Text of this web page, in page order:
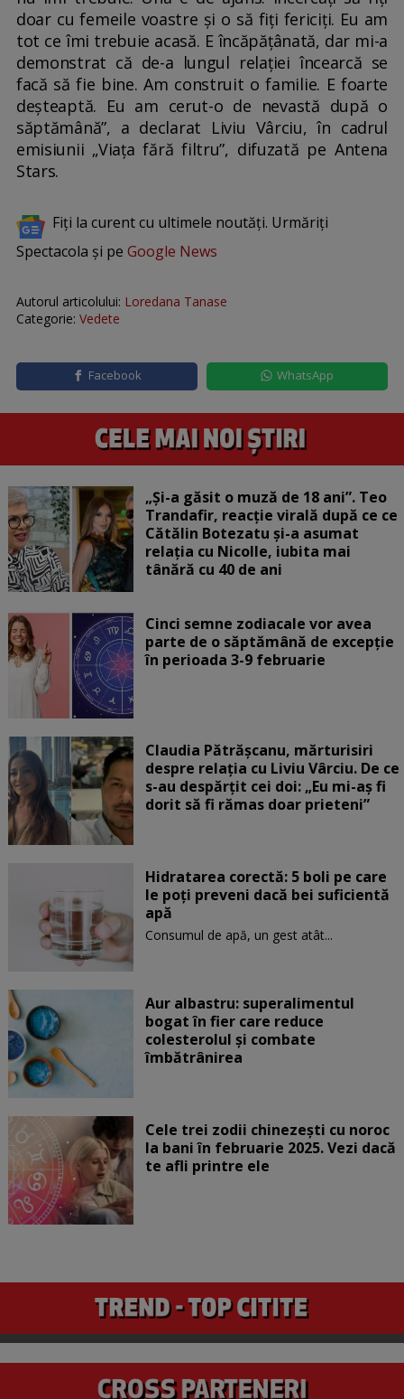
doar cu femeile voastre și o să fiți fericiți. Eu am
tot ce îmi trebuie acasă. E încăpățânată, dar mi-a
demonstrat că de-a lungul relației încearcă se
facă să fie bine. Am construit o familie. E foarte
deșteaptă. Eu am cerut-o de nevastă după o
săptămână”, a declarat Liviu Vârciu, în cadrul
emisiunii „Viața fără filtru”, difuzată pe Antena
Stars.
Fiți la curent cu ultimele noutăți. Urmăriți
Spectacola și pe Google News
Autorul articolului: Loredana Tanase
Categorie: Vedete
Facebook WhatsApp
„Și-a găsit o muză de 18 ani”. Teo
Trandafir, reacție virală după ce ce
Cătălin Botezatu și-a asumat
relația cu Nicolle, iubita mai
tânără cu 40 de ani
Cinci semne zodiacale vor avea
parte de o săptămână de excepție
în perioada 3-9 februarie
Claudia Pătrășcanu, mărturisiri
despre relația cu Liviu Vârciu. De ce
s-au despărțit cei doi: „Eu mi-aș fi
dorit să fi rămas doar prieteni”
Hidratarea corectă: 5 boli pe care
le poți preveni dacă bei suficientă
apă
Consumul de apă, un gest atât...
Aur albastru: superalimentul
bogat în fier care reduce
colesterolul și combate
îmbătrânirea
Cele trei zodii chinezești cu noroc
la bani în februarie 2025. Vezi dacă
te afli printre ele